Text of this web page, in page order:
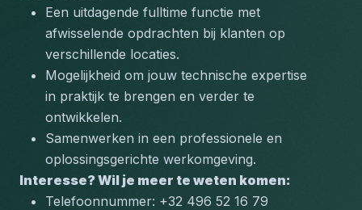
Een uitdagende fulltime functie met
afwisselende opdrachten bij klanten op
verschillende locaties.
Mogelijkheid om jouw technische expertise
in praktijk te brengen en verder te
ontwikkelen.
Samenwerken in een professionele en
oplossingsgerichte werkomgeving.
Interesse? Wil je meer te weten komen:
Telefoonnummer: +32 496 52 16 79